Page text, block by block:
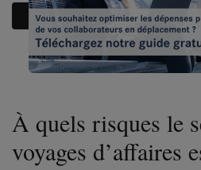
À quels risques le
voyages d’affaires